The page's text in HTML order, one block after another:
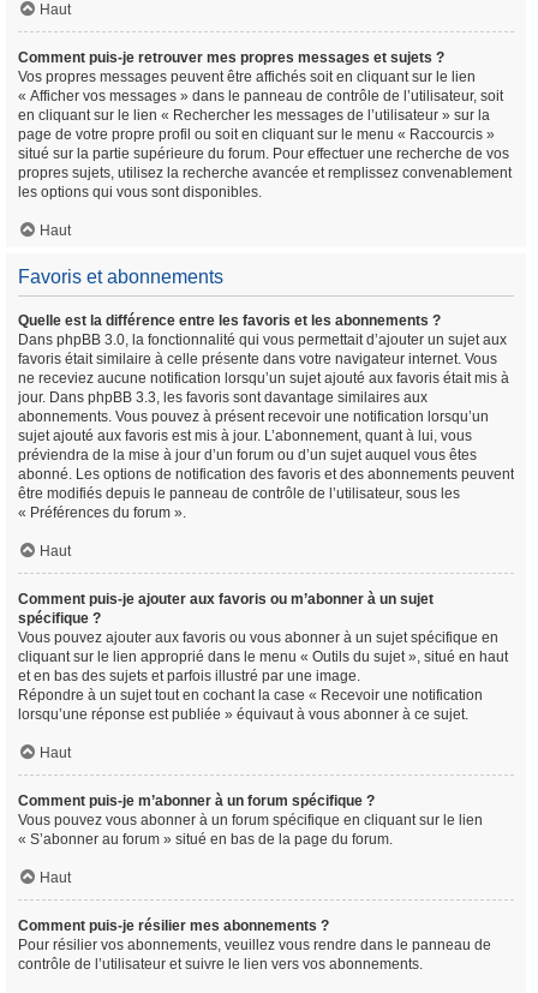
Haut
Comment puis-je retrouver mes propres messages et sujets ?
Vos propres messages peuvent être affichés soit en cliquant sur le lien
« Afficher vos messages » dans le panneau de contrôle de l’utilisateur, soit
en cliquant sur le lien « Rechercher les messages de l’utilisateur » sur la
page de votre propre profil ou soit en cliquant sur le menu « Raccourcis »
situé sur la partie supérieure du forum. Pour effectuer une recherche de vos
propres sujets, utilisez la recherche avancée et remplissez convenablement
les options qui vous sont disponibles.
Haut
Favoris et abonnements
Quelle est la différence entre les favoris et les abonnements ?
Dans phpBB 3.0, la fonctionnalité qui vous permettait d’ajouter un sujet aux
favoris était similaire à celle présente dans votre navigateur internet. Vous
ne receviez aucune notification lorsqu’un sujet ajouté aux favoris était mis à
jour. Dans phpBB 3.3, les favoris sont davantage similaires aux
abonnements. Vous pouvez à présent recevoir une notification lorsqu’un
sujet ajouté aux favoris est mis à jour. L’abonnement, quant à lui, vous
préviendra de la mise à jour d’un forum ou d’un sujet auquel vous êtes
abonné. Les options de notification des favoris et des abonnements peuvent
être modifiés depuis le panneau de contrôle de l’utilisateur, sous les
« Préférences du forum ».
Haut
Comment puis-je ajouter aux favoris ou m’abonner à un sujet
spécifique ?
Vous pouvez ajouter aux favoris ou vous abonner à un sujet spécifique en
cliquant sur le lien approprié dans le menu « Outils du sujet », situé en haut
et en bas des sujets et parfois illustré par une image.
Répondre à un sujet tout en cochant la case « Recevoir une notification
lorsqu’une réponse est publiée » équivaut à vous abonner à ce sujet.
Haut
Comment puis-je m’abonner à un forum spécifique ?
Vous pouvez vous abonner à un forum spécifique en cliquant sur le lien
« S’abonner au forum » situé en bas de la page du forum.
Haut
Comment puis-je résilier mes abonnements ?
Pour résilier vos abonnements, veuillez vous rendre dans le panneau de
contrôle de l’utilisateur et suivre le lien vers vos abonnements.